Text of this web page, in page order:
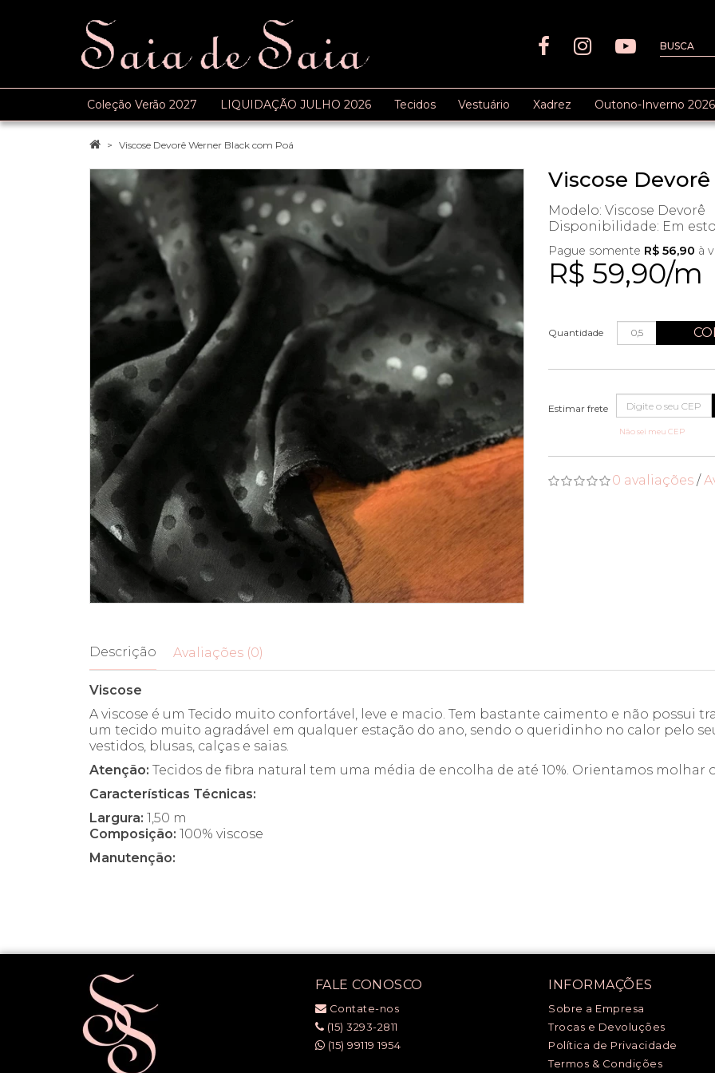
Coleção Verão 2027 LIQUIDAÇÃO JULHO 2026 Tecidos Vestuário Xadrez Outono-Inverno 2026
Viscose Devorê Werner Black com Poá
Viscose
Modelo: Viscose Devorê
Disponibilidade: Em
R$ 59,90/m
Pague somente R$ 56,90 à
Quantidade
Não sei meu CEP
0 avaliações /
Descrição Avaliações (0)
Viscose
A viscose é um Tecido muito confortável, leve e macio. Tem bastante caimento e não possui
um tecido muito agradável em qualquer estação do ano, sendo o queridinho no calor pelo
vestidos, blusas, calças e saias.
Atenção: Tecidos de fibra natural tem uma média de encolha de até 10%. Orientamos molhar
Características Técnicas:
Largura: 1,50 m
Composição: 100% viscose
Manutenção:
FALE CONOSCO
Contate-nos
(15) 3293-2811
(15) 99119 1954
INFORMAÇÕES
Sobre a Empresa
Trocas e Devoluções
Política de Privacidade
Termos & Condições